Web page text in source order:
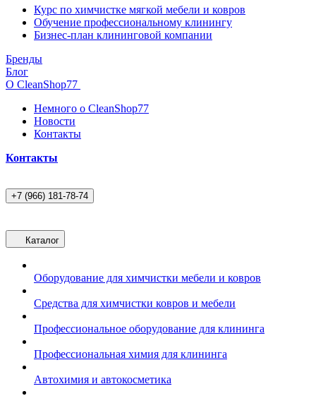
Курс по химчистке мягкой мебели и ковров
Обучение профессиональному клинингу
Бизнес-план клининговой компании
Бренды
Блог
О CleanShop77
Немного о CleanShop77
Новости
Контакты
Контакты
+7 (966) 181-78-74
Каталог
Оборудование для химчистки мебели и ковров
Средства для химчистки ковров и мебели
Профессиональное оборудование для клининга
Профессиональная химия для клининга
Автохимия и автокосметика